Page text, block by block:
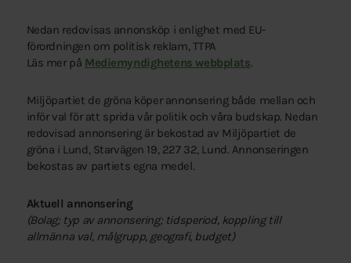
Nedan redovisas annonsköp i enlighet med EU-
förordningen om politisk reklam, TTPA
Läs mer på Mediemyndighetens webbplats.
Miljöpartiet de gröna köper annonsering både mellan och
inför val för att sprida vår politik och våra budskap. Nedan
redovisad annonsering är bekostad av Miljöpartiet de
gröna i Lund, Starvägen 19, 227 32, Lund. Annonseringen
bekostas av partiets egna medel.
Aktuell annonsering
(Bolag; typ av annonsering; tidsperiod, koppling till
allmänna val, målgrupp, geografi, budget)